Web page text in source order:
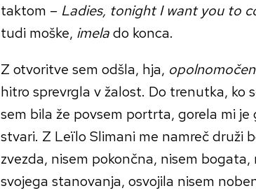
taktom – Ladies, tonight I want you to
tudi moške, imelado konca.
Z otvoritve sem odšla, hja,
hitro sprevrgla v žalost. Do trenutka, ko
sem bila že povsem portrta, gorela mi je
stvari. Z Leïlo Slimani me namreč druži
zvezda, nisem pokončna, nisem
svojega stanovanja, osvojila nisem